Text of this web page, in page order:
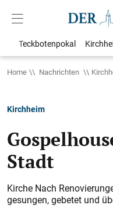
Teckbotenpokal
Home Nachrichten
Kirchheim
Stadt
Kirche Nach
gesungen, gebetet und